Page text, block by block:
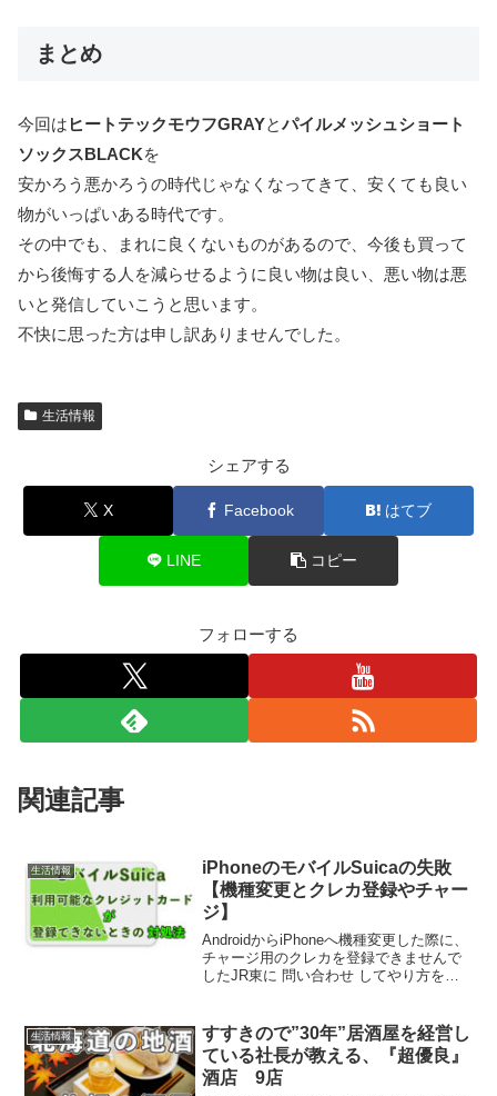
まとめ
今回は ヒートテックモウフGRAYとパイルメッシュショート
ソックスBLACKを
安かろう悪かろうの時代じゃなくなってきて、安くても良い
物がいっぱいある時代です。
その中でも、まれに良くないものがあるので、今後も買って
から後悔する人を減らせるように良い物は良い、悪い物は悪
いと発信していこうと思います。
不快に思った方は申し訳ありませんでした。
生活情報
シェアする
X Facebook はてブ
LINE コピー
フォローする
関連記事
生活情報
iPhoneのモバイルSuicaの失敗
【機種変更とクレカ登録やチャー
ジ】
AndroidからiPhoneへ機種変更した際に、
チャージ用のクレカを登録できませんで
したJR東に 問い合わせ してやり方を教
てあること1.利用可能なクレジットカ...
生活情報
すすきので”30年”居酒屋を経営し
ている社長が教える、『超優良』
酒店 9店